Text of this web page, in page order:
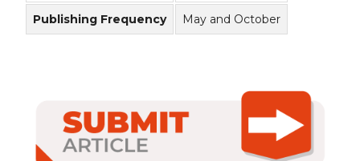
Publishing Frequency May and October